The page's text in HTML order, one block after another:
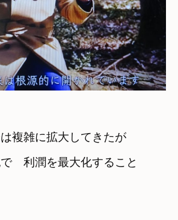
複雑に拡大してきたが
　利潤を最大化すること